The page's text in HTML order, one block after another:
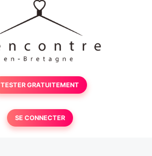
TESTER GRATUITEMENT
SE CONNECTER